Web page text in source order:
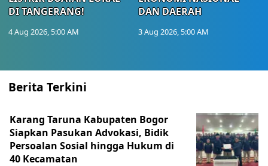
DI TANGERANG!
4 Aug 2026, 5:00 AM
DAN DAERAH
3 Aug 2026, 5:00 AM
Berita Terkini
Karang Taruna Kabupaten Bogor
Siapkan Pasukan Advokasi, Bidik
Persoalan Sosial hingga Hukum di
40 Kecamatan